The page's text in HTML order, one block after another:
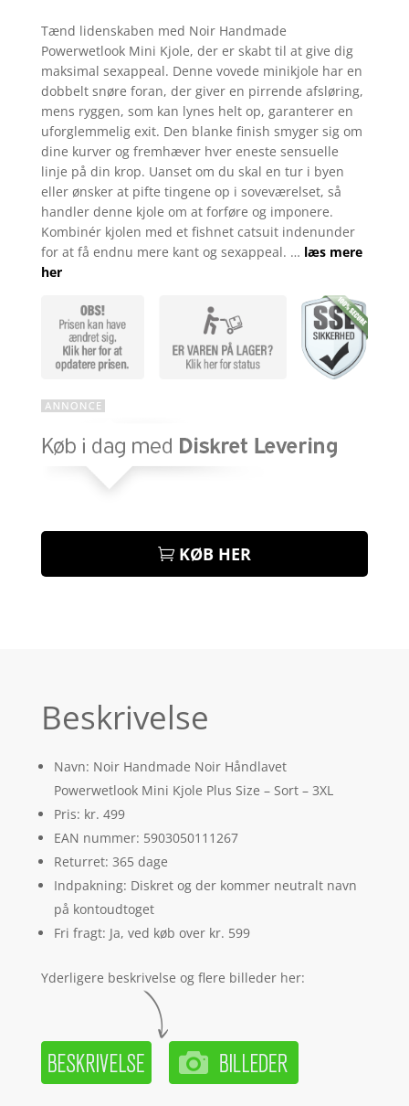
ud af 5
baseret
på
kundebedø
mmelser
Tænd lidenskaben med Noir Handmade
Powerwetlook Mini Kjole, der er skabt til at give dig
maksimal sexappeal. Denne vovede minikjole har en
dobbelt snøre foran, der giver en pirrende afsløring,
mens ryggen, som kan lynes helt op, garanterer en
uforglemmelig exit. Den blanke finish smyger sig om
dine kurver og fremhæver hver eneste sensuelle
linje på din krop. Uanset om du skal en tur i byen
eller ønsker at pifte tingene op i soveværelset, så
handler denne kjole om at forføre og imponere.
Kombinér kjolen med et fishnet catsuit indenunder
for at få endnu mere kant og sexappeal. … læs mere
her
KØB HER
Beskrivelse
Navn: Noir Handmade Noir Håndlavet
Powerwetlook Mini Kjole Plus Size – Sort – 3XL
Pris: kr. 499
EAN nummer: 5903050111267
Returret: 365 dage
Indpakning: Diskret og der kommer neutralt navn
på kontoudtoget
Fri fragt: Ja, ved køb over kr. 599
Yderligere beskrivelse og flere billeder her: